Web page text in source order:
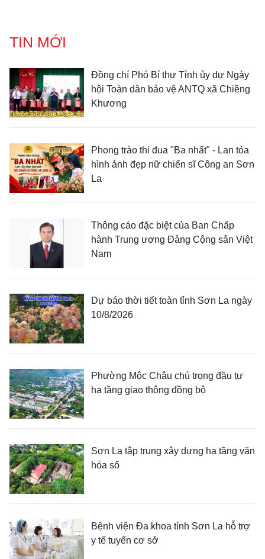
TIN MỚI
Đồng chí Phó Bí thư Tỉnh ủy dự Ngày
hội Toàn dân bảo vệ ANTQ xã Chiềng
Khương
Phong trào thi đua "Ba nhất" - Lan tỏa
hình ảnh đẹp nữ chiến sĩ Công an Sơn
La
Thông cáo đặc biệt của Ban Chấp
hành Trung ương Đảng Cộng sản Việt
Nam
Dự báo thời tiết toàn tỉnh Sơn La ngày
10/8/2026
Phường Mộc Châu chú trọng đầu tư
hạ tầng giao thông đồng bộ
Sơn La tập trung xây dựng hạ tầng văn
hóa số
Bệnh viện Đa khoa tỉnh Sơn La hỗ trợ
y tế tuyến cơ sở